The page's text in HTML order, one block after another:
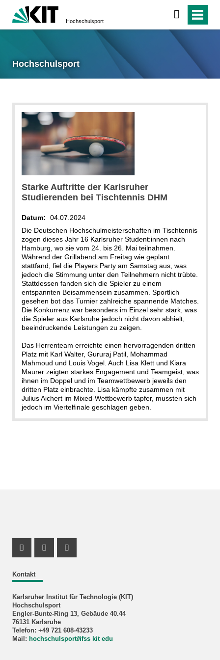
Hochschulsport
Hochschulsport
Starke Auftritte der Karlsruher
Studierenden bei Tischtennis DHM
Datum:
04.07.2024
Die Deutschen Hochschulmeisterschaften im Tischtennis
zogen dieses Jahr 16 Karlsruher Student:innen nach
Hamburg, wo sie vom 24. bis 26. Mai teilnahmen.
Während der Grillabend am Freitag wie geplant
stattfand, fiel die Players Party am Samstag aus, was
jedoch die Stimmung unter den Teilnehmern nicht trübte.
Stattdessen fanden sich die Spieler zu einem
entspannten Beisammensein zusammen. Sportlich
gesehen bot das Turnier zahlreiche spannende Matches.
Die Konkurrenz war besonders im Einzel sehr stark, was
die Spieler aus Karlsruhe jedoch nicht davon abhielt,
beeindruckende Leistungen zu zeigen.
Das Herrenteam erreichte einen hervorragenden dritten
Platz mit Karl Walter, Gururaj Patil, Mohammad
Mahmoud und Louis Vogel. Auch Lisa Klett und Kiara
Maurer zeigten starkes Engagement und Teamgeist, was
ihnen im Doppel und im Teamwettbewerb jeweils den
dritten Platz einbrachte. Lisa kämpfte zusammen mit
Julius Aichert im Mixed-Wettbewerb tapfer, mussten sich
jedoch im Viertelfinale geschlagen geben.
Kontakt
Karlsruher Institut für Technologie (KIT)
Hochschulsport
Engler-Bunte-Ring 13, Gebäude 40.44
76131 Karlsruhe
Telefon: +49 721 608-43233
Mail: hochschulsport∂ifss kit edu
Instagram Profil
Instagram Profil
Youtube Profil